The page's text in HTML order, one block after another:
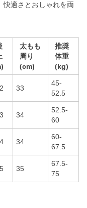
快適さとおしゃれを両
太もも
周り
(cm)
推奨
体重
(kg)
33
45-
52.5
34
52.5-
60
34
60-
67.5
35
67.5-
75